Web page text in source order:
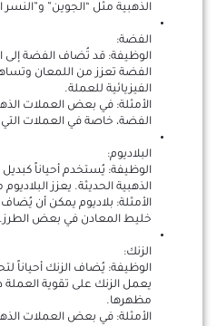
الذهبية مثل “الجوين” و”النسر
الفضة:
الوظيفة: قد تُضاف الفضة إلى
الفضة تعزز من اللمعان
الفيزيائية للعملة.
الأمثلة: في بعض العملات
الفضة، خاصة في العملات
البلاديوم:
الوظيفة: يُستخدم أحياناً
الذهبية الحديثة. يعزز
الأمثلة: بلاديوم يمكن أن
خليط المعادن في بعض الطرز.
الزنك:
الوظيفة: يُضاف الزنك أحياناً
يعمل الزنك على تقوية العملة
مظهرها.
الأمثلة: في بعض العملات